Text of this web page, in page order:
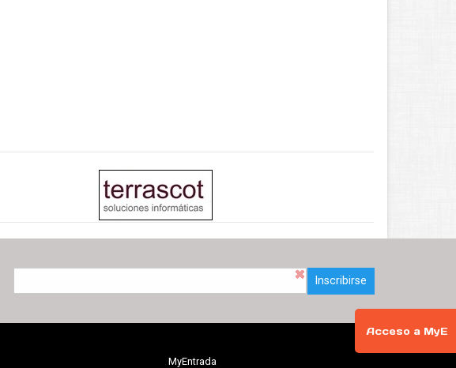
Acceso a MyE
Inscribirse
MyEntrada